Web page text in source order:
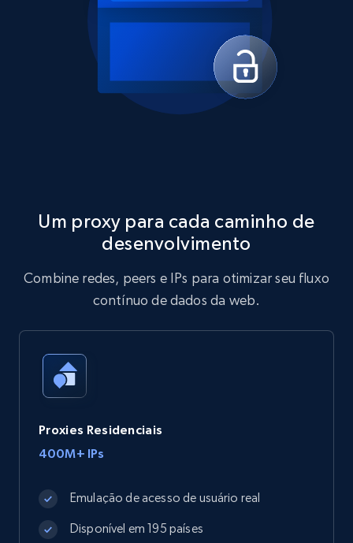
Um proxy para cada caminho de
desenvolvimento
Combine redes, peers e IPs para otimizar seu fluxo
contínuo de dados da web.
Proxies Residenciais
400M+ IPs
Emulação de acesso de usuário real
Disponível em 195 países